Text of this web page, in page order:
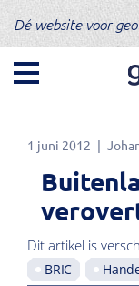
Dé website voor
1 juni 2012
Dit artikel is
BRIC